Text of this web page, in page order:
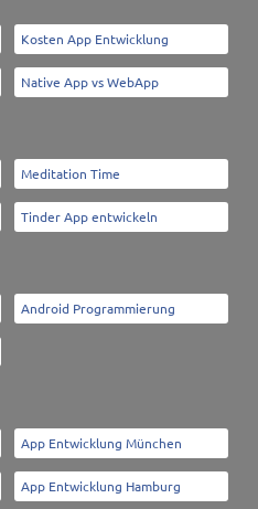
Kosten App Entwicklung
Native App vs WebApp
Meditation Time
Tinder App entwickeln
Android Programmierung
App Entwicklung München
App Entwicklung Hamburg